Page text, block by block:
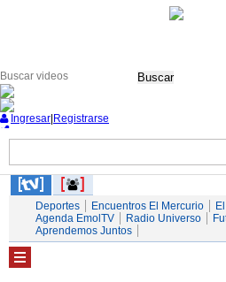
Buscar
Ingresar Registrarse
Deportes Encuentros El Mercurio
Agenda EmolTV
Radio Universo
Aprendemos Juntos